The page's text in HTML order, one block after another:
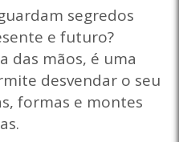
segredos
e futuro?
das mãos, é uma
desvendar o seu
formas e montes